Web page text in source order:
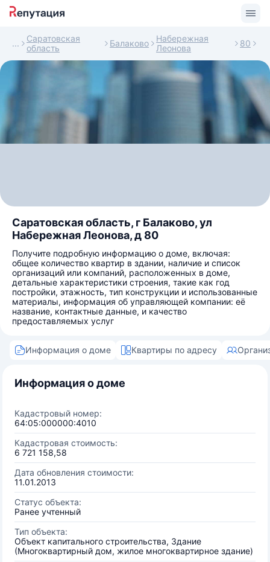
Саратовская
область
Балаково
Набережная
Леонова
80
Саратовская область, г Балаково, ул
Набережная Леонова, д 80
Получите подробную информацию о доме, включая:
общее количество квартир в здании, наличие и список
организаций или компаний, расположенных в доме,
детальные характеристики строения, такие как год
постройки, этажность, тип конструкции и использованные
материалы, информация об управляющей компании: её
название, контактные данные, и качество
предоставляемых услуг
Информация о доме Квартиры по адресу
Информация о доме
Кадастровый номер:
64:05:000000:4010
Кадастровая стоимость:
6 721 158,58
Дата обновления стоимости:
11.01.2013
Статус объекта:
Ранее учтенный
Тип объекта:
Объект капитального строительства, Здание
(Многоквартирный дом, жилое многоквартирное здание)